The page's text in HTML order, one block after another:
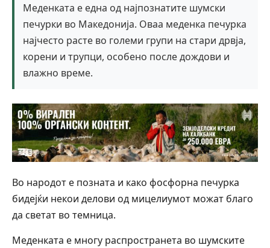
Меденката е една од најпознатите шумски
печурки во Македонија. Оваа меденка печурка
најчесто расте во големи групи на стари дрвја,
корени и трупци, особено после дождови и
влажно време.
Во народот е позната и како фосфорна печурка
бидејќи некои делови од мицелиумот можат благо
да светат во темница.
Меденката е многу распространета во шумските